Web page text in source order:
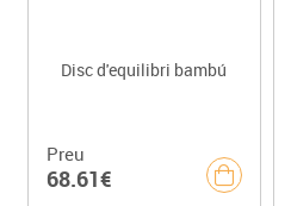
Disc d'equilibri bambú
Preu
68.61€